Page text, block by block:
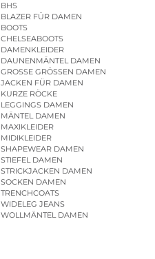
BHS
BLAZER FÜR DAMEN
BOOTS
CHELSEABOOTS
DAMENKLEIDER
DAUNENMÄNTEL DAMEN
GROSSE GRÖSSEN DAMEN
JACKEN FÜR DAMEN
KURZE RÖCKE
LEGGINGS DAMEN
MÄNTEL DAMEN
MAXIKLEIDER
MIDIKLEIDER
SHAPEWEAR DAMEN
STIEFEL DAMEN
STRICKJACKEN DAMEN
SOCKEN DAMEN
TRENCHCOATS
WIDELEG JEANS
WOLLMÄNTEL DAMEN